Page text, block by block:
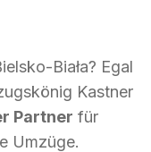
Biała? Egal
Kastner
Partner für
Umzüge.